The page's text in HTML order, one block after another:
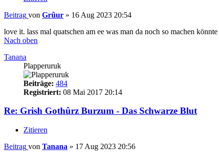
Beitrag von Grûur » 16 Aug 2023 20:54
love it. lass mal quatschen am ee was man da noch so machen könnte
Nach oben
Tanana
Plapperuruk
Beiträge: 484
Registriert: 08 Mai 2017 20:14
Re: Grish Gothûrz Burzum - Das Schwarze Blut
Zitieren
Beitrag von Tanana » 17 Aug 2023 20:56